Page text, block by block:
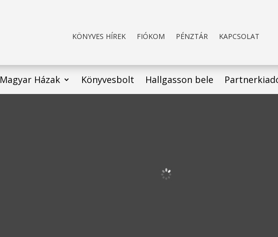
KÖNYVES HÍREK FIÓKOM PÉNZTÁR KAPCSOLAT
Magyar Házak Könyvesbolt Hallgasson bele